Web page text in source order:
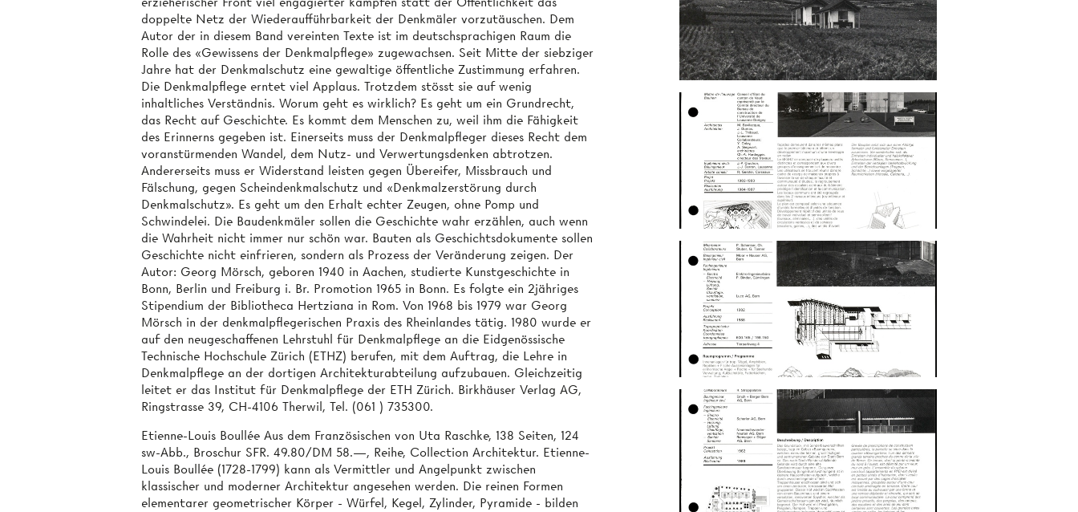
doppelte Netz der Wiederaufführbarkeit der Denkmäler vorzutäuschen. Dem
Autor der in diesem Band vereinten Texte ist im deutschsprachigen Raum die
Rolle des «Gewissens der Denkmalpflege» zugewachsen. Seit Mitte der siebziger
Jahre hat der Denkmalschutz eine gewaltige öffentliche Zustimmung erfahren.
Die Denkmalpflege erntet viel Applaus. Trotzdem stösst sie auf wenig
inhaltliches Verständnis. Worum geht es wirklich? Es geht um ein Grundrecht,
das Recht auf Geschichte. Es kommt dem Menschen zu, weil ihm die Fähigkeit
des Erinnerns gegeben ist. Einerseits muss der Denkmalpfleger dieses Recht dem
voranstürmenden Wandel, dem Nutz- und Verwertungsdenken abtrotzen.
Andererseits muss er Widerstand leisten gegen Übereifer, Missbrauch und
Fälschung, gegen Scheindenkmalschutz und «Denkmalzerstörung durch
Denkmalschutz». Es geht um den Erhalt echter Zeugen, ohne Pomp und
Schwindelei. Die Baudenkmäler sollen die Geschichte wahr erzählen, auch wenn
die Wahrheit nicht immer nur schön war. Bauten als Geschichtsdokumente sollen
Geschichte nicht einfrieren, sondern als Prozess der Veränderung zeigen. Der
Autor: Georg Mörsch, geboren 1940 in Aachen, studierte Kunstgeschichte in
Bonn, Berlin und Freiburg i. Br. Promotion 1965 in Bonn. Es folgte ein 2jähriges
Stipendium der Bibliotheca Hertziana in Rom. Von 1968 bis 1979 war Georg
Mörsch in der denkmalpflegerischen Praxis des Rheinlandes tätig. 1980 wurde er
auf den neugeschaffenen Lehrstuhl für Denkmalpflege an die Eidgenössische
Technische Hochschule Zürich (ETHZ) berufen, mit dem Auftrag, die Lehre in
Denkmalpflege an der dortigen Architekturabteilung aufzubauen. Gleichzeitig
leitet er das Institut für Denkmalpflege der ETH Zürich. Birkhäuser Verlag AG,
Ringstrasse 39, CH-4106 Therwil, Tel. (061 ) 735300.
Etienne-Louis Boullée Aus dem Französischen von Uta Raschke, 138 Seiten, 124
sw-Abb., Broschur SFR. 49.80/DM 58.—, Reihe, Collection Architektur. Etienne-
Louis Boullée (1728-1799) kann als Vermittler und Angelpunkt zwischen
klassischer und moderner Architektur angesehen werden. Die reinen Formen
elementarer geometrischer Körper - Würfel, Kegel, Zylinder, Pyramide - bilden